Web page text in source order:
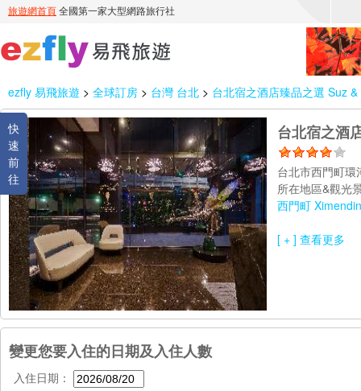
ezfly 易飛旅遊 > 全球訂房 > 台灣 台北 > 台北宿之酒店臻品之選 Suz
快
速
前
往
台北宿之酒
台北市西門町
所在地區&觀光
西門町
[ + ] 查看更多
變更您要入住的日期及入住人數
入住日期：